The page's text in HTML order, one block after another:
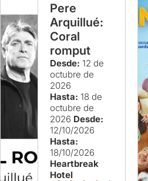
Pere
Arquillué:
Coral
romput
Desde: 12 de
octubre de
2026
Hasta: 18 de
octubre de
2026 Desde:
12/10/2026
Hasta:
18/10/2026
Heartbreak
Hotel